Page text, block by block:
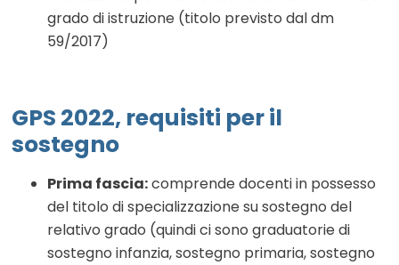
grado di istruzione (titolo previsto dal dm
59/2017)
GPS 2022, requisiti per il
sostegno
Prima fascia:comprende docenti in possesso
del titolo di specializzazione su sostegno del
relativo grado (quindi ci sono graduatorie di
sostegno infanzia, sostegno primaria, sostegno